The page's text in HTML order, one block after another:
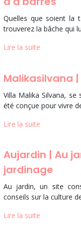
Quelles que soient la
trouverez la bâche qui
Lire la suite
Malikasil­va­na
Villa Malika Silvana, se
été conçue pour vivre
Lire la suite
Aujardin | Au
jardinage
Au jardin, un site
conseils sur la culture
Lire la suite